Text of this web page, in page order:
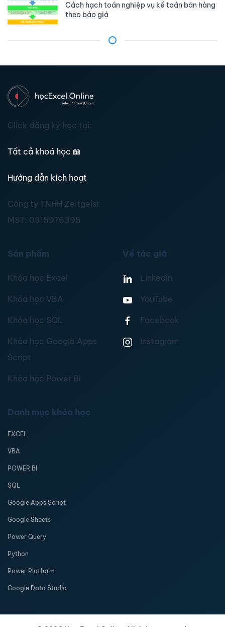
Cách hạch toán nghiệp vụ kế toán bán hàng
theo báo giá
Click đăng ký học tại:
Tất cả khoá học 📖
Hướng dẫn kích hoạt
Công ty TNHH Zeitgeist
MST: 0315976395
Sản phẩm
Khóa học Excel
Khóa học VBA
Khóa học SQL
Khóa học Google Apps
Script
Khóa học Power BI
Về tác giả
Linkedin
YouTube
Facebook
Instagram
Danh mục khóa học
EXCEL
VBA
POWER BI
SQL
Google Apps Script
Google Sheets
Power Query
Python
Power Platform
Google Data Studio